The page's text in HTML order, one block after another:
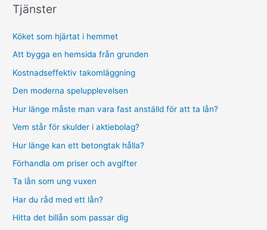
Tjänster
Köket som hjärtat i hemmet
Att bygga en hemsida från grunden
Kostnadseffektiv takomläggning
Den moderna spelupplevelsen
Hur länge måste man vara fast anställd för att ta lån?
Vem står för skulder i aktiebolag?
Hur länge kan ett betongtak hålla?
Förhandla om priser och avgifter
Ta lån som ung vuxen
Har du råd med ett lån?
Hitta det billån som passar dig